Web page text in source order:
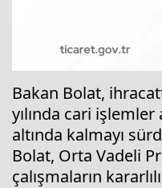
Bakan Bolat,
yılında cari işlemler
altında kalmayı
Bolat, Orta Vadeli
çalışmaların